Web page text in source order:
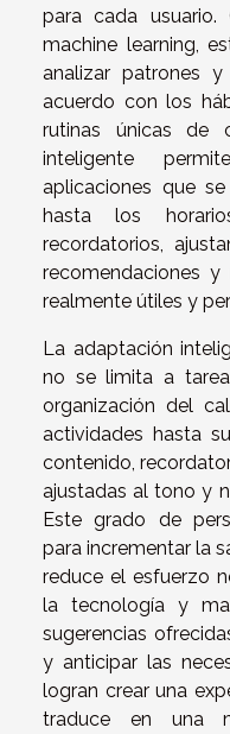
para cada
machine learning,
analizar patrones
acuerdo con los
rutinas únicas de
inteligente
aplicaciones que
hasta los
recordatorios,
recomendaciones
realmente útiles y
La adaptación
no se limita a
organización del
actividades hasta
contenido,
ajustadas al tono y
Este grado de
para incrementar la
reduce el esfuerzo
la tecnología y
sugerencias
y anticipar las
logran crear una
traduce en una